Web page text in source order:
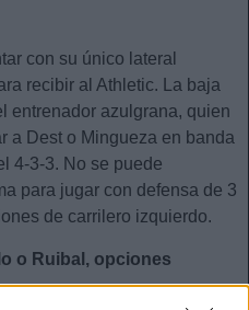
con su único lateral
recibir al Athletic. La baja
entrenador azulgrana, quien
a Dest o Mingueza en banda
4-3-3. No se puede
para jugar con defensa de 3
de carrilero izquierdo.
o Ruibal, opciones